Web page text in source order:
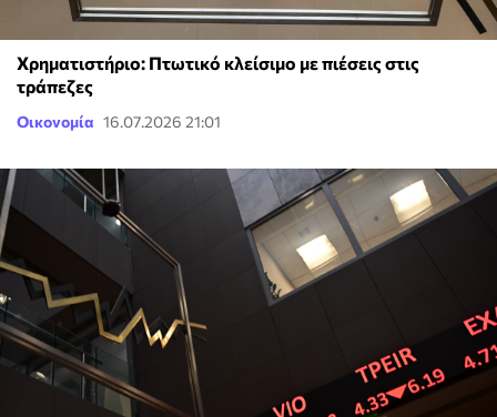
Χρηματιστήριο: Πτωτικό κλείσιμο με πιέσεις στις
τράπεζες
Οικονομία 16.07.2026 21:01